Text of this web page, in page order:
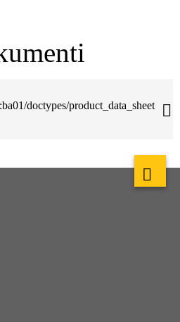
doctypes/product_data_sheet